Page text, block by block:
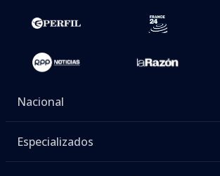
Nacional
Especializados